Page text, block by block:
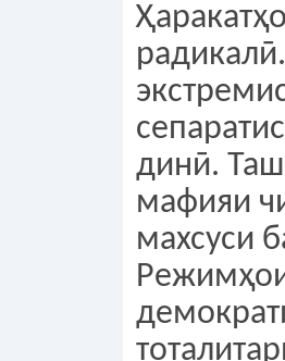
динӣ.
мафияи
махсуси